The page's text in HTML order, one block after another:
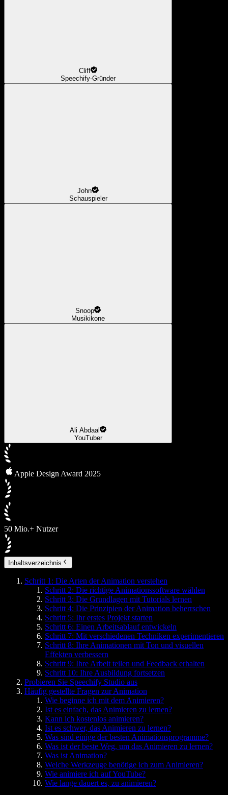
Cliff
Speechify-Gründer
John
Schauspieler
Snoop
Musikikone
Ali Abdaal
YouTuber
Apple Design Award 2025
50 Mio.+ Nutzer
Inhaltsverzeichnis
Schritt 1: Die Arten der Animation verstehen
Schritt 2: Die richtige Animationssoftware wählen
Schritt 3: Die Grundlagen mit Tutorials lernen
Schritt 4: Die Prinzipien der Animation beherrschen
Schritt 5: Ihr erstes Projekt starten
Schritt 6: Einen Arbeitsablauf entwickeln
Schritt 7: Mit verschiedenen Techniken experimentieren
Schritt 8: Ihre Animationen mit Ton und visuellen
Effekten verbessern
Schritt 9: Ihre Arbeit teilen und Feedback erhalten
Schritt 10: Ihre Ausbildung fortsetzen
Probieren Sie Speechify Studio aus
Häufig gestellte Fragen zur Animation
Wie beginne ich mit dem Animieren?
Ist es einfach, das Animieren zu lernen?
Kann ich kostenlos animieren?
Ist es schwer, das Animieren zu lernen?
Was sind einige der besten Animationsprogramme?
Was ist der beste Weg, um das Animieren zu lernen?
Was ist Animation?
Welche Werkzeuge benötige ich zum Animieren?
Wie animiere ich auf YouTube?
Wie lange dauert es, zu animieren?